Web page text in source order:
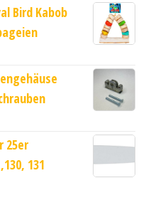
Bird Kabob
25er
131